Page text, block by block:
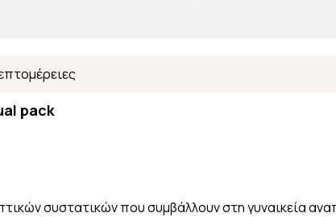
pack
συστατικών που συμβάλλουν στη γυναικεία